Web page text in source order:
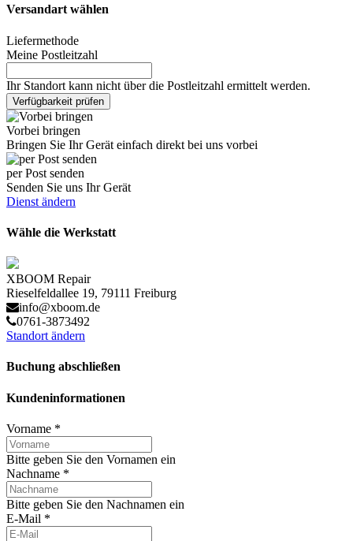
Versandart wählen
Liefermethode
Meine Postleitzahl
Ihr Standort kann nicht über die Postleitzahl ermittelt werden.
Verfügbarkeit prüfen
Vorbei bringen
Bringen Sie Ihr Gerät einfach direkt bei uns vorbei
per Post senden
Senden Sie uns Ihr Gerät
Dienst ändern
Wähle die Werkstatt
XBOOM Repair
Rieselfeldallee 19, 79111 Freiburg
info@xboom.de
0761-3873492
Standort ändern
Buchung abschließen
Kundeninformationen
Vorname *
Bitte geben Sie den Vornamen ein
Nachname *
Bitte geben Sie den Nachnamen ein
E-Mail *